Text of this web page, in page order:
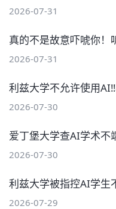
2026-07-31
真的不是故意吓唬你！
2026-07-31
利兹大学不允许使用
2026-07-30
爱丁堡大学查AI学术不
2026-07-30
利兹大学被指控AI学生
2026-07-29